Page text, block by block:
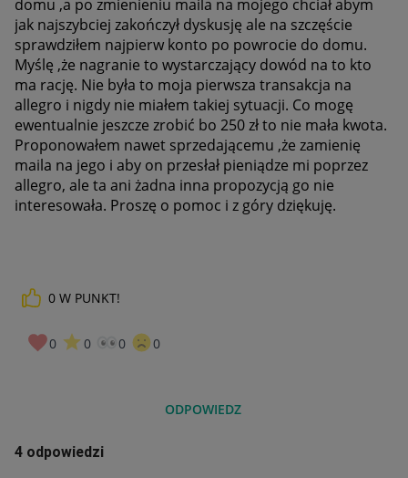
domu ,a po zmienieniu maila na mojego chciał abym
jak najszybciej zakończył dyskusję ale na szczęście
sprawdziłem najpierw konto po powrocie do domu.
Myślę ,że nagranie to wystarczający dowód na to kto
ma rację. Nie była to moja pierwsza transakcja na
allegro i nigdy nie miałem takiej sytuacji. Co mogę
ewentualnie jeszcze zrobić bo 250 zł to nie mała kwota.
Proponowałem nawet sprzedającemu ,że zamienię
maila na jego i aby on przesłał pieniądze mi poprzez
allegro, ale ta ani żadna inna propozycją go nie
interesowała. Proszę o pomoc i z góry dziękuję.
0 W PUNKT!
0 0 0 0
ODPOWIEDZ
4 odpowiedzi